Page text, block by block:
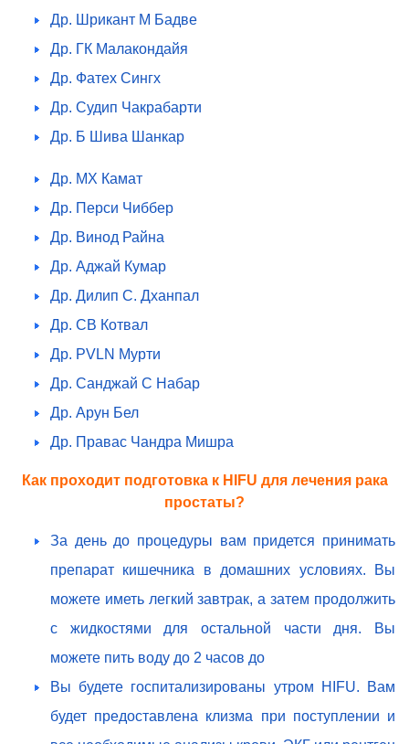
Др. Шрикант М Бадве
Др. ГК Малакондайя
Др. Фатех Сингх
Др. Судип Чакрабарти
Др. Б Шива Шанкар
Др. МХ Камат
Др. Перси Чиббер
Др. Винод Райна
Др. Аджай Кумар
Др. Дилип С. Дханпал
Др. СВ Котвал
Др. PVLN Мурти
Др. Санджай С Набар
Др. Арун Бел
Др. Правас Чандра Мишра
Как проходит подготовка к HIFU для лечения рака
простаты?
За день до процедуры вам придется принимать
препарат кишечника в домашних условиях. Вы
можете иметь легкий завтрак, а затем продолжить
с жидкостями для остальной части дня. Вы
можете пить воду до 2 часов до
Вы будете госпитализированы утром HIFU. Вам
будет предоставлена клизма при поступлении и